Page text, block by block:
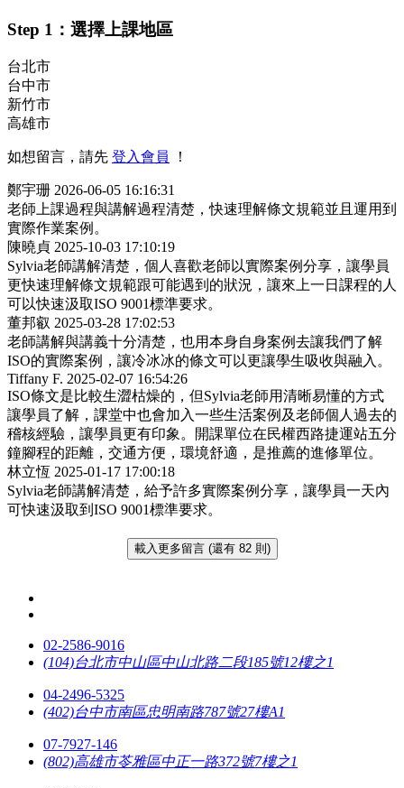
Step 1：選擇上課地區
台北市
台中市
新竹市
高雄市
如想留言，請先 登入會員 ！
鄭宇珊 2026-06-05 16:16:31
老師上課過程與講解過程清楚，快速理解條文規範並且運用到
實際作業案例。
陳曉貞 2025-10-03 17:10:19
Sylvia老師講解清楚，個人喜歡老師以實際案例分享，讓學員
更快速理解條文規範跟可能遇到的狀況，讓來上一日課程的人
可以快速汲取ISO 9001標準要求。
董邦叡 2025-03-28 17:02:53
老師講解與講義十分清楚，也用本身自身案例去讓我們了解
ISO的實際案例，讓冷冰冰的條文可以更讓學生吸收與融入。
Tiffany F. 2025-02-07 16:54:26
ISO條文是比較生澀枯燥的，但Sylvia老師用清晰易懂的方式
讓學員了解，課堂中也會加入一些生活案例及老師個人過去的
稽核經驗，讓學員更有印象。開課單位在民權西路捷運站五分
鐘腳程的距離，交通方便，環境舒適，是推薦的進修單位。
林立恆 2025-01-17 17:00:18
Sylvia老師講解清楚，給予許多實際案例分享，讓學員一天內
可快速汲取到ISO 9001標準要求。
載入更多留言 (還有 82 則)
02-2586-9016
(104)台北市中山區中山北路二段185號12樓之1
04-2496-5325
(402)台中市南區忠明南路787號27樓A1
07-7927-146
(802)高雄市苓雅區中正一路372號7樓之1